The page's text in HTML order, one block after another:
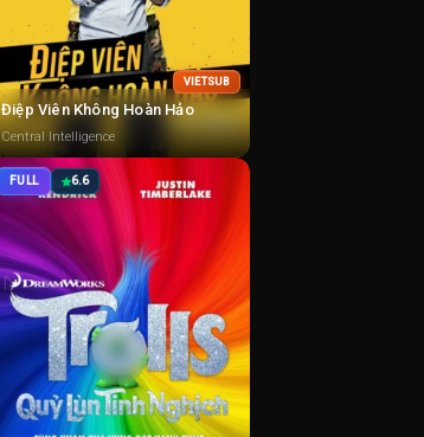
VIETSUB
Điệp Viên Không Hoàn Hảo
Central Intelligence
FULL 6.6